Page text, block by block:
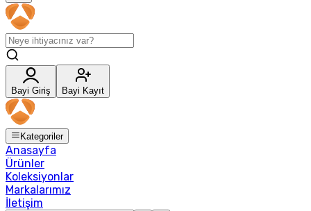
Bayi Giriş Bayi Kayıt
Kategoriler
Anasayfa
Ürünler
Koleksiyonlar
Markalarımız
İletişim